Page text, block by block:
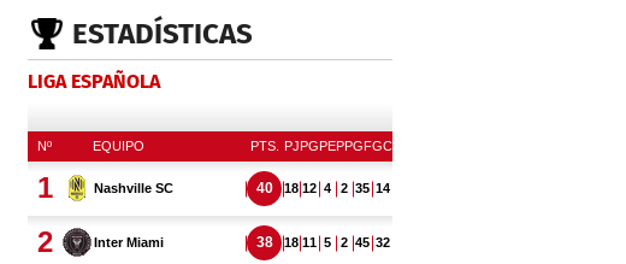
ESTADÍSTICAS
LIGA ESPAÑOLA